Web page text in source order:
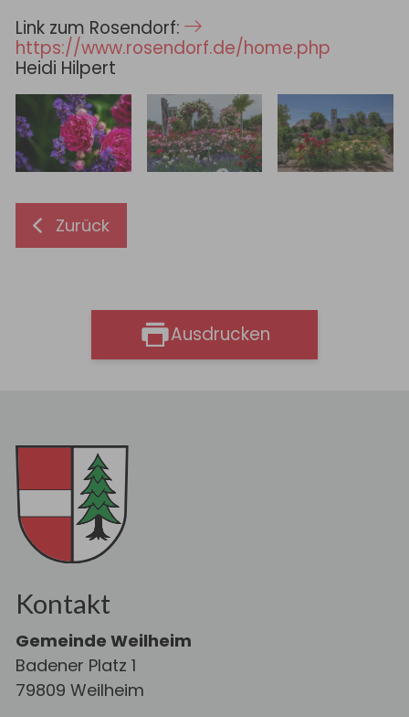
Link zum Rosendorf:
https://www.rosendorf.de/home.php
Heidi Hilpert
Zurück
Ausdrucken
Kontakt
Gemeinde Weilheim
Badener Platz 1
79809 Weilheim